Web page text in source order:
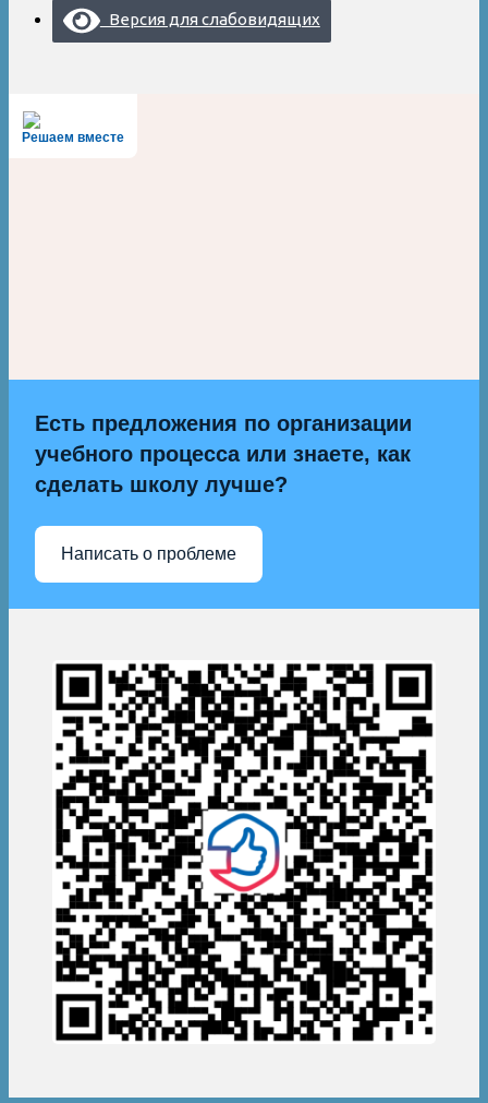
Версия для слабовидящих
Решаем вместе
Есть предложения по организации
учебного процесса или знаете, как
сделать школу лучше?
Написать о проблеме